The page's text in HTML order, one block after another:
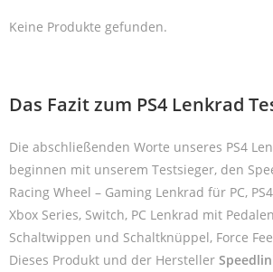
Keine Produkte gefunden.
Das Fazit zum PS4 Lenkrad
Die abschließenden Worte unseres PS4
beginnen mit unserem Testsieger, den
Racing Wheel – Gaming Lenkrad für PC,
Xbox Series, Switch, PC Lenkrad mit
Schaltwippen und Schaltknüppel, Force
Dieses Produkt und der Hersteller